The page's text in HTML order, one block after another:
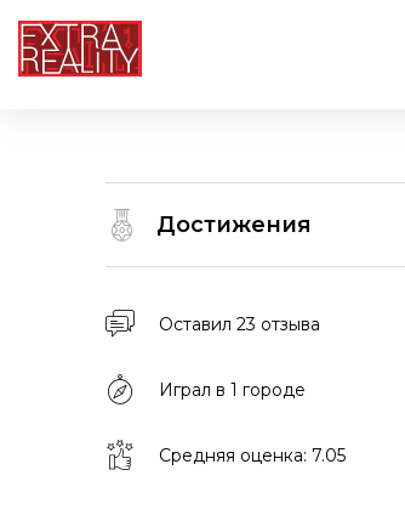
Достижения
Оставил 23 отзыва
Играл в 1 городе
Средняя оценка: 7.05